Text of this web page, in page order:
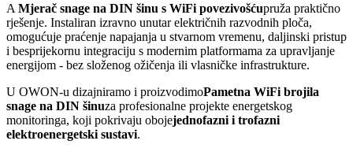
A Mjerač snage na DIN šinu s WiFi povezivošćupruža praktično
rješenje. Instaliran izravno unutar električnih razvodnih ploča,
omogućuje praćenje napajanja u stvarnom vremenu, daljinski pristup
i besprijekornu integraciju s modernim platformama za upravljanje
energijom - bez složenog ožičenja ili vlasničke infrastrukture.
U OWON-u dizajniramo i proizvodimoPametna WiFi brojila
snage na DIN šinuza profesionalne projekte energetskog
monitoringa, koji pokrivaju obojejednofazni i trofazni
elektroenergetski sustavi.